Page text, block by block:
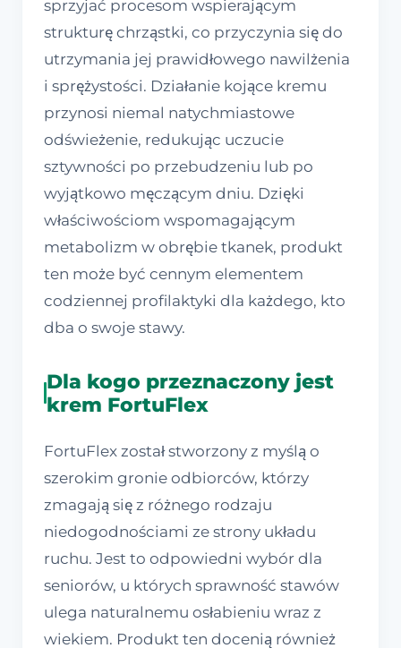
sprzyjać procesom wspierającym
strukturę chrząstki, co przyczynia się do
utrzymania jej prawidłowego nawilżenia
i sprężystości. Działanie kojące kremu
przynosi niemal natychmiastowe
odświeżenie, redukując uczucie
sztywności po przebudzeniu lub po
wyjątkowo męczącym dniu. Dzięki
właściwościom wspomagającym
metabolizm w obrębie tkanek, produkt
ten może być cennym elementem
codziennej profilaktyki dla każdego, kto
dba o swoje stawy.
Dla kogo przeznaczony jest
krem FortuFlex
FortuFlex został stworzony z myślą o
szerokim gronie odbiorców, którzy
zmagają się z różnego rodzaju
niedogodnościami ze strony układu
ruchu. Jest to odpowiedni wybór dla
seniorów, u których sprawność stawów
ulega naturalnemu osłabieniu wraz z
wiekiem. Produkt ten docenią również